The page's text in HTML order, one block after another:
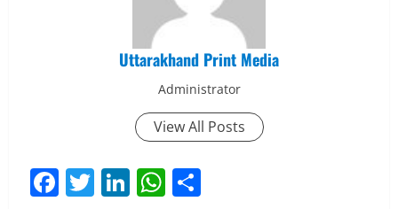
Uttarakhand Print Media
Administrator
View All Posts
Facebook
Twitter
LinkedIn
WhatsApp